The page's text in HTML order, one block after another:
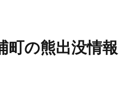
町の熊出没情報